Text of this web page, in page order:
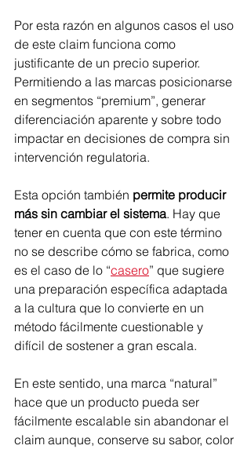
Por esta razón en algunos casos el uso
de este claim funciona como
justificante de un precio superior.
Permitiendo a las marcas posicionarse
en segmentos “premium”, generar
diferenciación aparente y sobre todo
impactar en decisiones de compra sin
intervención regulatoria.
Esta opción también permite producir
más sin cambiar el sistema. Hay que
tener en cuenta que con este término
no se describe cómo se fabrica, como
es el caso de lo “casero” que sugiere
una preparación específica adaptada
a la cultura que lo convierte en un
método fácilmente cuestionable y
difícil de sostener a gran escala.
En este sentido, una marca “natural”
hace que un producto pueda ser
fácilmente escalable sin abandonar el
claim aunque, conserve su sabor, color